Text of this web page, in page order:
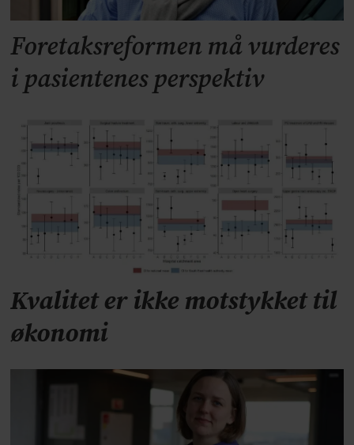
Foretaksreformen må vurderes
i pasientenes perspektiv
Kvalitet er ikke motstykket til
økonomi